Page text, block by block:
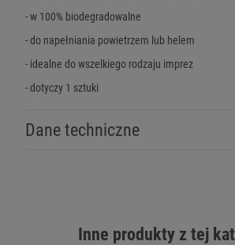
- w 100% biodegradowalne
- do napełniania powietrzem lub helem
- idealne do wszelkiego rodzaju imprez
- dotyczy 1 sztuki
Dane techniczne
Inne produkty z tej